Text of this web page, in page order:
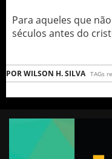
Para aqueles que
séculos antes do
PORWILSON H. SILVA TAGs